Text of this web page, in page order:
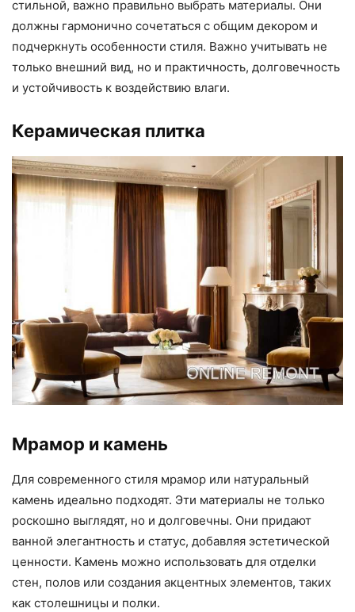
стильной, важно правильно выбрать материалы. Они
должны гармонично сочетаться с общим декором и
подчеркнуть особенности стиля. Важно учитывать не
только внешний вид, но и практичность, долговечность
и устойчивость к воздействию влаги.
Керамическая плитка
Мрамор и камень
Для современного стиля мрамор или натуральный
камень идеально подходят. Эти материалы не только
роскошно выглядят, но и долговечны. Они придают
ванной элегантность и статус, добавляя эстетической
ценности. Камень можно использовать для отделки
стен, полов или создания акцентных элементов, таких
как столешницы и полки.